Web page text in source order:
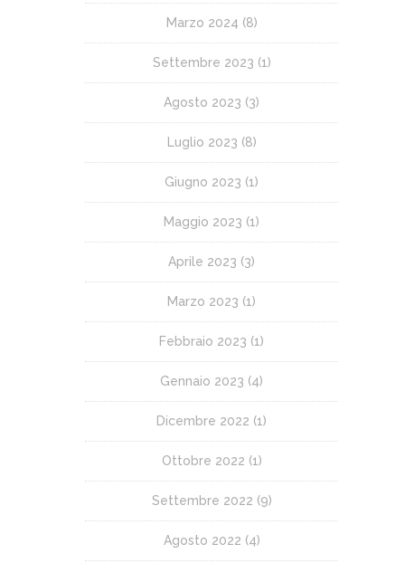
Marzo 2024 (8)
Settembre 2023 (1)
Agosto 2023 (3)
Luglio 2023 (8)
Giugno 2023 (1)
Maggio 2023 (1)
Aprile 2023 (3)
Marzo 2023 (1)
Febbraio 2023 (1)
Gennaio 2023 (4)
Dicembre 2022 (1)
Ottobre 2022 (1)
Settembre 2022 (9)
Agosto 2022 (4)